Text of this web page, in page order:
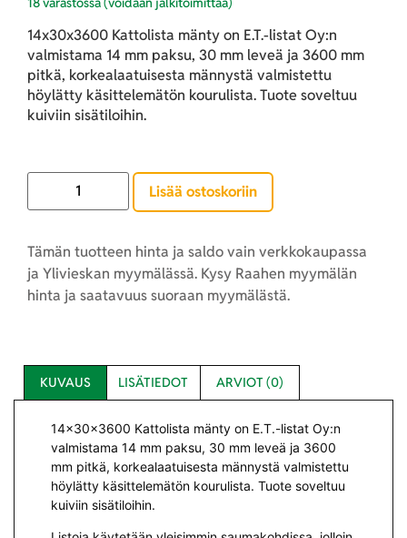
14x30x3600 Kattolista mänty on E.T.-listat Oy:n
valmistama 14 mm paksu, 30 mm leveä ja 3600 mm
pitkä, korkealaatuisesta männystä valmistettu
höylätty käsittelemätön kourulista. Tuote soveltuu
kuiviin sisätiloihin.
Lisää ostoskoriin
Tämän tuotteen hinta ja saldo vain verkkokaupassa
ja Ylivieskan myymälässä. Kysy Raahen myymälän
hinta ja saatavuus suoraan myymälästä.
KUVAUS LISÄTIEDOT ARVIOT (0)
14x30x3600 Kattolista mänty on E.T.-listat Oy:n
valmistama 14 mm paksu, 30 mm leveä ja 3600
mm pitkä, korkealaatuisesta männystä valmistettu
höylätty käsittelemätön kourulista. Tuote soveltuu
kuiviin sisätiloihin.